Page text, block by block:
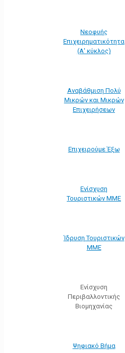
Νεοφυής
Επιχειρηματικότητα
(Α' κύκλος)
Αναβάθμιση Πολύ
Μικρών και Μικρών
Επιχειρήσεων
Επιχειρούμε Έξω
Ενίσχυση
Τουριστικών ΜΜΕ
Ίδρυση Τουριστικών
ΜΜΕ
Ενίσχυση
Περιβαλλοντικής
Βιομηχανίας
Ψηφιακό Βήμα